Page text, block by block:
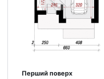
Перший поверх